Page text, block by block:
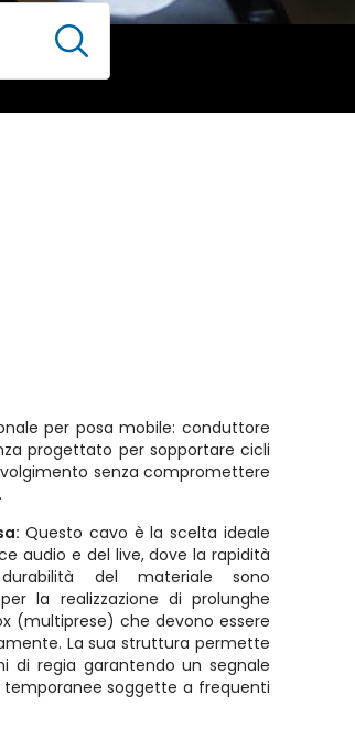
per posa mobile: conduttore
progettato per sopportare cicli
senza compromettere
Questo cavo è la scelta ideale
audio e del live, dove la rapidità
del materiale sono
la realizzazione di prolunghe
(multiprese) che devono essere
La sua struttura permette
di regia garantendo un segnale
soggette a frequenti